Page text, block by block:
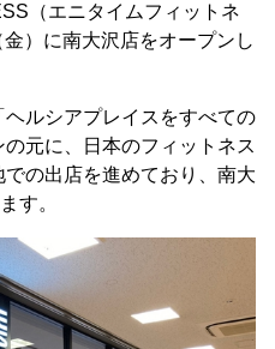
（エニタイムフィットネ
）に南大沢店をオープンし
ルシアプレイスをすべての
元に、日本のフィットネス
の出店を進めており、南大
す。